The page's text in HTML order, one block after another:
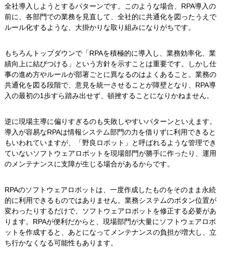
全社導入しようとするパターンです。このような場合、RPA導入の
前に、各部門での業務を見直して、全社的に共通化を図ったうえで
ルール化するような、大掛かりな取り組みになりがちです。
もちろんトップダウンで「RPAを積極的に導入し、業務効率化、業
績向上に結びつける」という方針を示すことは重要です。しかし仕
事の進め方やルールが部署ごとに異なるのはよくあること。業務の
共通化を図る段階で、意見を統一させることが障壁となり、RPA導
入の最初の1歩すら踏み出せず、頓挫することになりかねません。
逆に現場主導に偏りすぎるのも失敗しやすいパターンといえます。
導入が容易なRPAは情報システム部門の力を借りずに利用できると
もいわれていますが、「野良ロボット」と呼ばれるような管理でき
ていないソフトウェアロボットを現場部門が勝手に作ったり、運用
のメンテナンスに支障が生じる場合があるからです。
RPAのソフトウェアロボットは、一度作成したものをそのまま永続
的に利用できるものではありません。業務システムのボタン位置が
変わったりするだけで、ソフトウェアロボットを修正する必要があ
ります。RPAが便利だからと、現場部門が大量にソフトウェアロボ
ットを作成すると、あとになってメンテナンスの負担が増大し、立
ち行かなくなる可能性もあります。